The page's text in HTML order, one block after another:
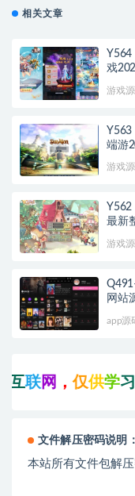
相关文章
Y564
戏
游戏
Y563
端游
游戏
Y562
最新
游戏
网站
app源
联 网， 仅 供学习参
文件解压密码说明：
本站所有文件包解